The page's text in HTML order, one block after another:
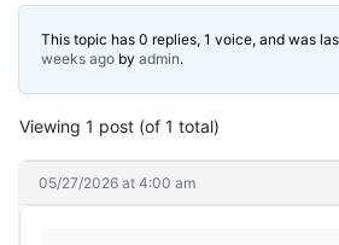
This topic has 0 replies, 1 voice, and was
weeks ago by admin.
Viewing 1 post (of 1 total)
05/27/2026 at 4:00 am